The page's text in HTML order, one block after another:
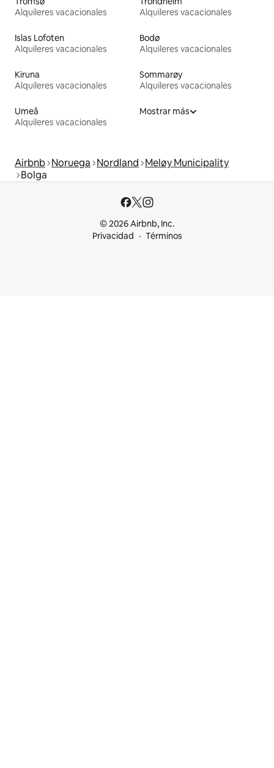
Alquileres vacacionales
Alquileres vacacionales
Islas Lofoten
Alquileres vacacionales
Bodø
Alquileres vacacionales
Kiruna
Alquileres vacacionales
Sommarøy
Alquileres vacacionales
Umeå
Alquileres vacacionales
Mostrar más
Airbnb Noruega Nordland Meløy Municipality
Bolga
© 2026 Airbnb, Inc.
Privacidad
Términos